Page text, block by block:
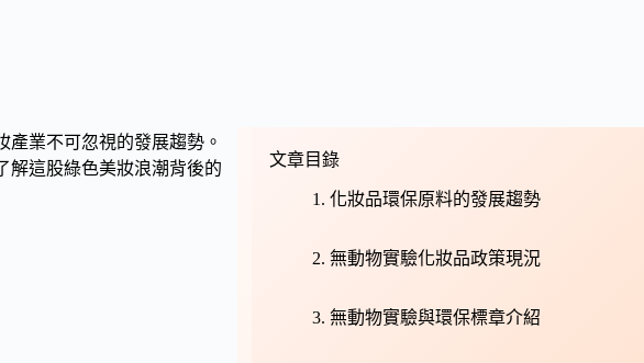
產業不可忽視的發展趨勢。
解這股綠色美妝浪潮背後的
文章目錄
化妝品環保原料的發展趨勢
無動物實驗化妝品政策現況
無動物實驗與環保標章介紹